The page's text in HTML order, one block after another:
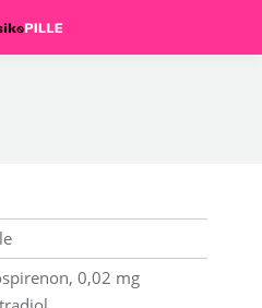
0,02 mg